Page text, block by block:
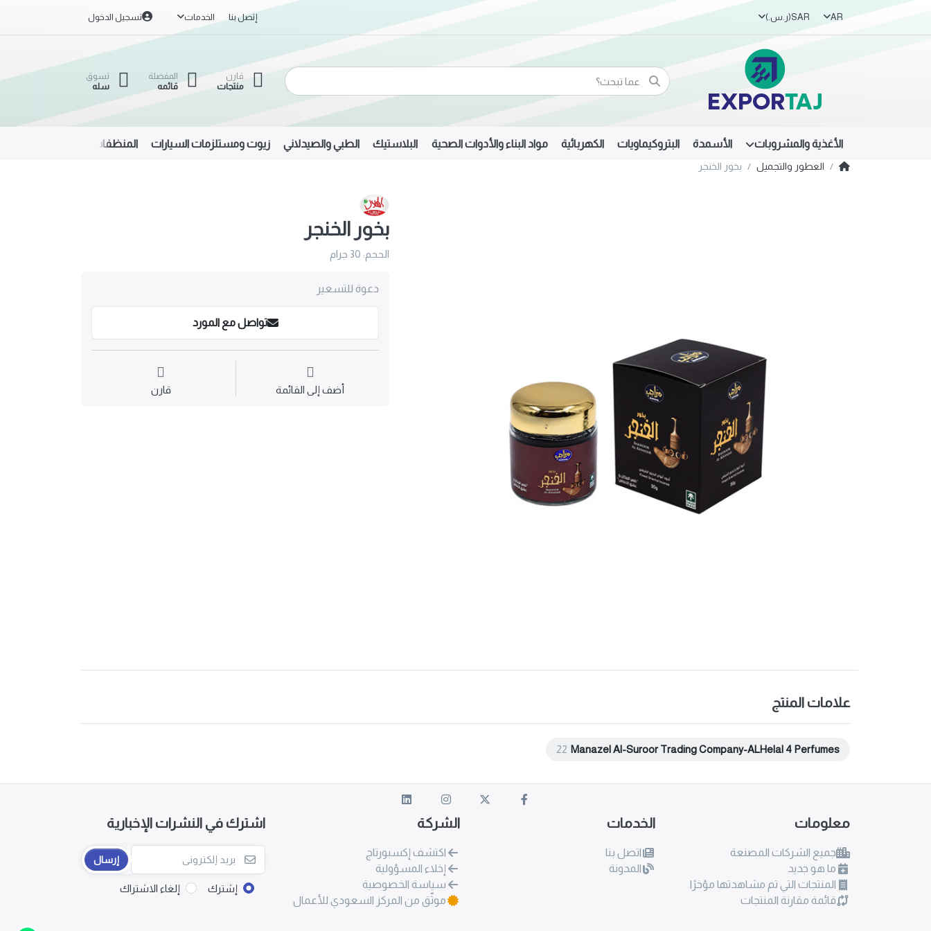
AR
SAR(ر.س.‏) إتصل بنا الخدمات تسجيل الدخول
قارن
منتجات
المفضلة
قائمه
تسوق
سله
الأغذية والمشروبات الأسمدة البتروكيماويات الكهربائية مواد البناء والأدوات الصحية البلاستيك الطبي والصيدلاني زيوت ومستلزمات السيارات المنظفات
العطور والتجميل بخور الخنجر
بخور الخنجر
الحجم: 30 جرام
دعوة للتسعير
تواصل مع المورد
أضف إلى القائمة قارن
علامات المنتج
Manazel Al-Suroor Trading Company-ALHelal 4 Perfumes
22
معلومات
جميع الشركات المصنعة
ما هو جديد
المنتجات التي تم مشاهدتها مؤخرًا
قائمة مقارنة المنتجات
الخدمات
اتصل بنا
المدونة
الشركة
اكتشف إكسبورتاج
إخلاء المسؤولية
سياسة الخصوصية
موثّق من المركز السعودي للأعمال
اشترك في النشرات الإخبارية
إرسال
إشترك إلغاء الاشتراك